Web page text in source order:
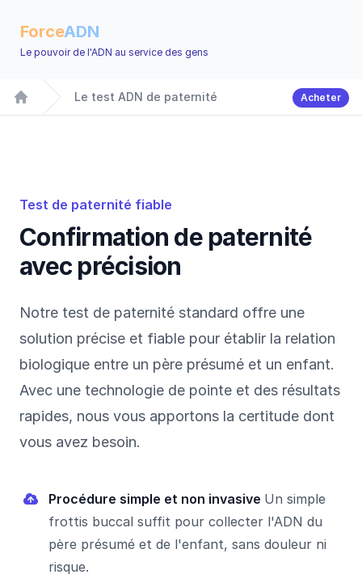
ForceADN
Le pouvoir de l'ADN au service des gens
Accueil
Le test ADN de paternité Acheter
Test de paternité fiable
Confirmation de paternité
avec précision
Notre test de paternité standard offre une
solution précise et fiable pour établir la relation
biologique entre un père présumé et un enfant.
Avec une technologie de pointe et des résultats
rapides, nous vous apportons la certitude dont
vous avez besoin.
Procédure simple et non invasive Un simple
frottis buccal suffit pour collecter l'ADN du
père présumé et de l'enfant, sans douleur ni
risque.